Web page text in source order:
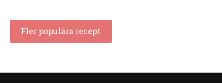
Fler populära recept